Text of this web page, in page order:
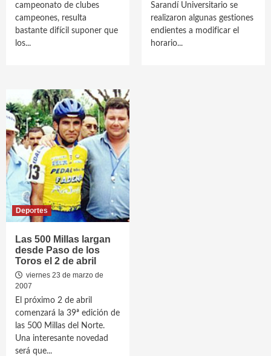
campeonato de clubes
campeones, resulta
bastante difícil suponer que
los...
Sarandí Universitario se
realizaron algunas gestiones
endientes a modificar el
horario...
Deportes
Las 500 Millas largan
desde Paso de los
Toros el 2 de abril
viernes 23 de marzo de
2007
El próximo 2 de abril
comenzará la 39ª edición de
las 500 Millas del Norte.
Una interesante novedad
será que...